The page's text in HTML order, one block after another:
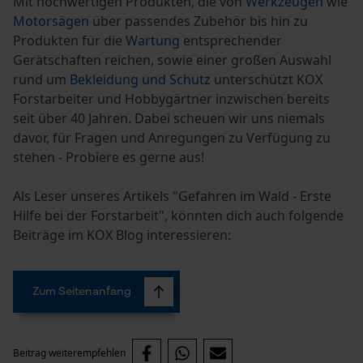
Motorsägen über passendes Zubehör bis hin zu
Produkten für die Wartung entsprechender
Gerätschaften reichen, sowie einer großen Auswahl
rund um Bekleidung und Schutz unterschützt KOX
Forstarbeiter und Hobbygärtner inzwischen bereits
seit über 40 Jahren. Dabei scheuen wir uns niemals
davor, für Fragen und Anregungen zu Verfügung zu
stehen - Probiere es gerne aus!
Als Leser unseres Artikels "Gefahren im Wald - Erste
Hilfe bei der Forstarbeit", könnten dich auch folgende
Beiträge im KOX Blog interessieren:
Zum Seitenanfang
Beitrag weiterempfehlen
Prüfung setzen von Cookies
Session ID
Speichern der Auswahl zur
Datenverarbeitung
Econda Tag Manager
Statistik Cookies
Econda Analytics
Mouseflow Web Analytics Tool
Fact-Finder Tracking